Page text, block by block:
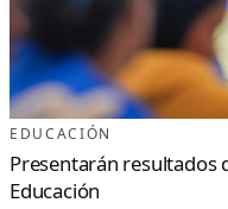
EDUCACIÓN
Presentarán resultados
Educación